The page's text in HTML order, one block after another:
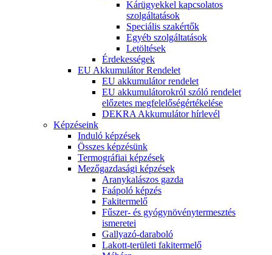
Kárügyekkel kapcsolatos
szolgáltatások
Speciális szakértők
Egyéb szolgáltatások
Letöltések
Érdekességek
EU Akkumulátor Rendelet
EU akkumulátor rendelet
EU akkumulátorokról szóló rendelet
előzetes megfelelőségértékelése
DEKRA Akkumulátor hírlevél
Képzéseink
Induló képzések
Összes képzésünk
Termográfiai képzések
Mezőgazdasági képzések
Aranykalászos gazda
Faápoló képzés
Fakitermelő
Fűszer- és gyógynövénytermesztés
ismeretei
Gallyazó-daraboló
Lakott-területi fakitermelő